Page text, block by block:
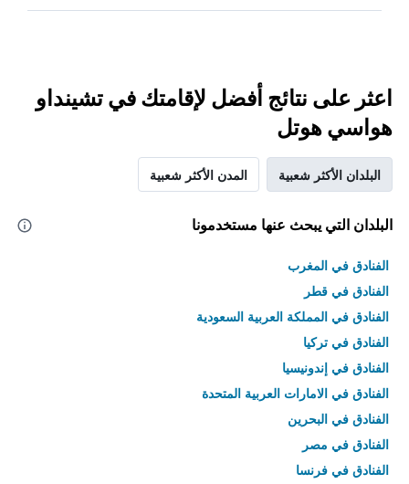
اعثر على نتائج أفضل لإقامتك في تشينداو
هواسي هوتل
البلدان الأكثر شعبية المدن الأكثر شعبية
البلدان التي يبحث عنها مستخدمونا
الفنادق في المغرب
الفنادق في قطر
الفنادق في المملكة العربية السعودية
الفنادق في تركيا
الفنادق في إندونيسيا
الفنادق في الامارات العربية المتحدة
الفنادق في البحرين
الفنادق في مصر
الفنادق في فرنسا